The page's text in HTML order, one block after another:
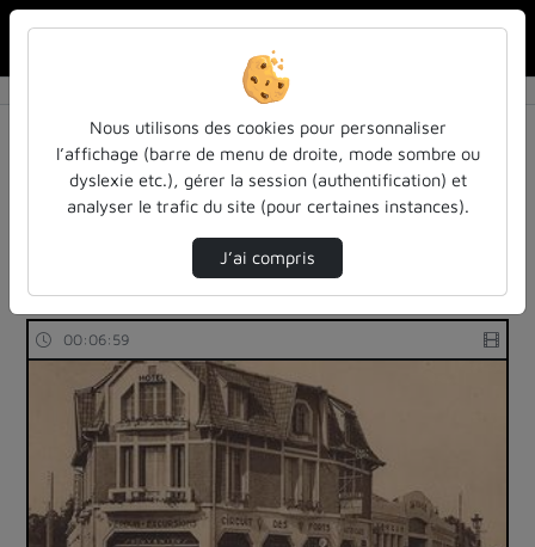
Résultats de la recherche
Filtres actifs (cliquer pour en retirer) :
1ere-guerre-mondiale
mooc-verdun-3-verdun-dhier-a-aujourdhui
24 vidéos trouvées
00:06:59
Nous utilisons des cookies pour personnaliser
l’affichage (barre de menu de droite, mode sombre ou
dyslexie etc.), gérer la session (authentification) et
analyser le trafic du site (pour certaines instances).
J’ai compris